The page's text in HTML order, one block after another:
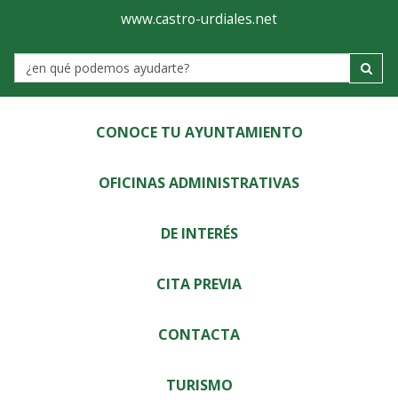
Ayuntamiento
de
Castro-
Urdiales
www.castro-urdiales.net
Label
CONOCE TU AYUNTAMIENTO
OFICINAS ADMINISTRATIVAS
DE INTERÉS
CITA PREVIA
CONTACTA
TURISMO